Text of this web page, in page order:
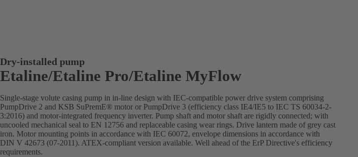
Dry-installed pump
Etaline/Etaline Pro/Etaline MyFlow
Single-stage volute casing pump in in-line design with IEC-compatible power drive system comprising
PumpDrive 2 and KSB SuPremE® motor or PumpDrive 3 (efficiency class IE4/IE5 to IEC TS 60034-2-
3:2016) and motor-integrated frequency inverter. Pump shaft and motor shaft are rigidly connected; with
uncooled mechanical seal to EN 12756 and replaceable casing wear rings. Drive lantern made of grey cast
iron. Motor mounting points in accordance with IEC 60072, envelope dimensions in accordance with
DIN V 42673 (07-2011). ATEX-compliant version available. Well ahead of the ErP Directive's efficiency
requirements.